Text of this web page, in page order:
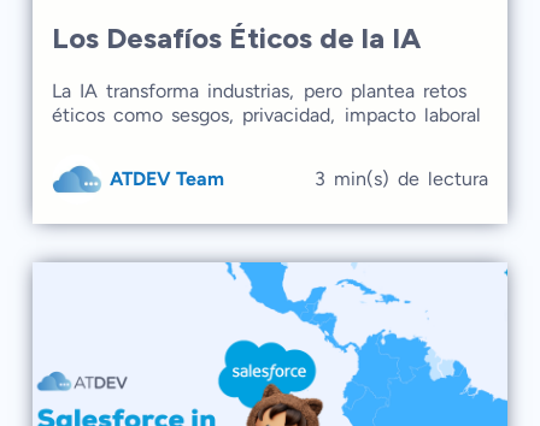
Los Desafíos Éticos de la IA
La IA transforma industrias, pero plantea retos
éticos como sesgos, privacidad, impacto laboral
se requiere datos inclusivos, transparencia,
protección de la información y capacitación
ATDEV Team 3 min(s) de lectura